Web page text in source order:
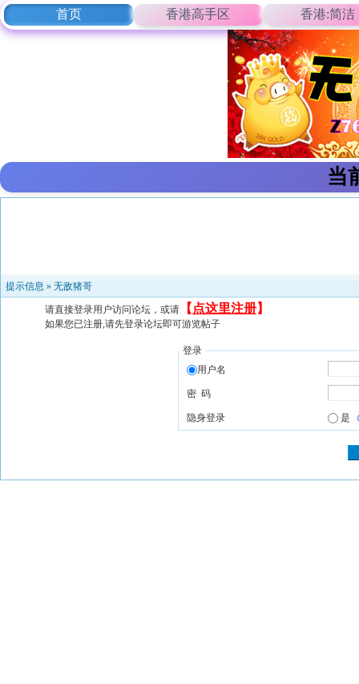
首页 香港高手区 香港:简洁
当
提示信息 » 无敌猪哥
请直接登录用户访问论坛，或请 【 点这里注册】
如果您已注册,请先登录论坛即可游览帖子
登录
用户名
密 码
隐身登录 是